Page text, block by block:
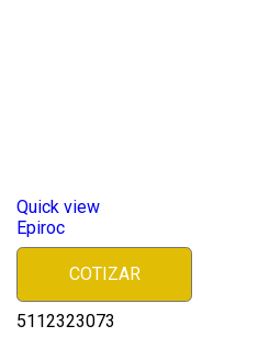
Quick view
Epiroc
COTIZAR
5112323073